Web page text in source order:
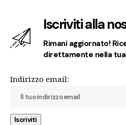
Iscriviti alla
Rimani aggiornato!
direttamente nella
Indirizzo email: